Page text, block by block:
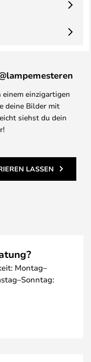
einem einzigartigen
deine Bilder mit
siehst du dein
LASSEN
Montag–